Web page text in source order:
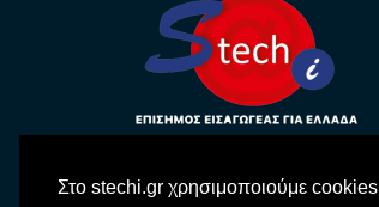
Στο stechi.gr χρησιμοποιούμε cookies